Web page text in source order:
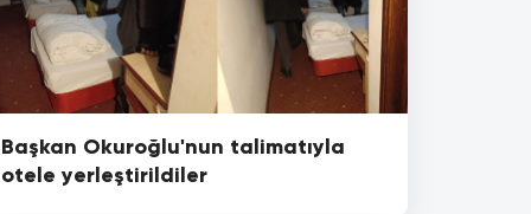
Başkan Okuroğlu'nun talimatıyla
otele yerleştirildiler